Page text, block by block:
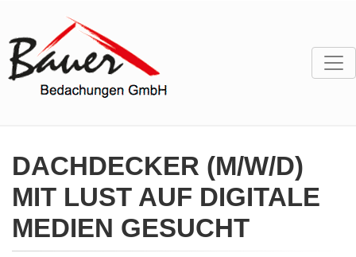
DACHDECKER (M/W/D)
MIT LUST AUF DIGITALE
MEDIEN GESUCHT